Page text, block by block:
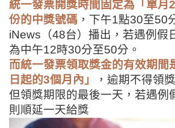
統一發票開獎時間固定為「單月
份的中獎號碼 ，下午1點30至50
iNews（48台）播出， 若遇例假
為中午12時30分至50分。
而統一發票領取獎金的有效期間
日起的3個月內」
，逾期不得領獎
但領獎期限的最後一天，若遇例
則順延一天給獎